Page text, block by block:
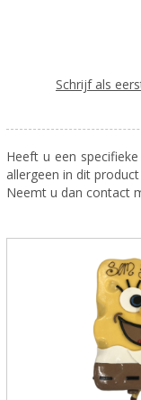
Schrijf als
Heeft u een
allergeen in dit product
Neemt u dan contact